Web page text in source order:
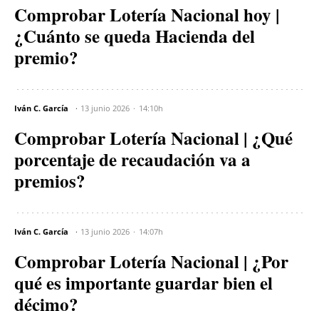
Comprobar Lotería Nacional hoy |
¿Cuánto se queda Hacienda del
premio?
Iván C. García 13 junio 2026 14:10h
Comprobar Lotería Nacional | ¿Qué
porcentaje de recaudación va a
premios?
Iván C. García 13 junio 2026 14:07h
Comprobar Lotería Nacional | ¿Por
qué es importante guardar bien el
décimo?